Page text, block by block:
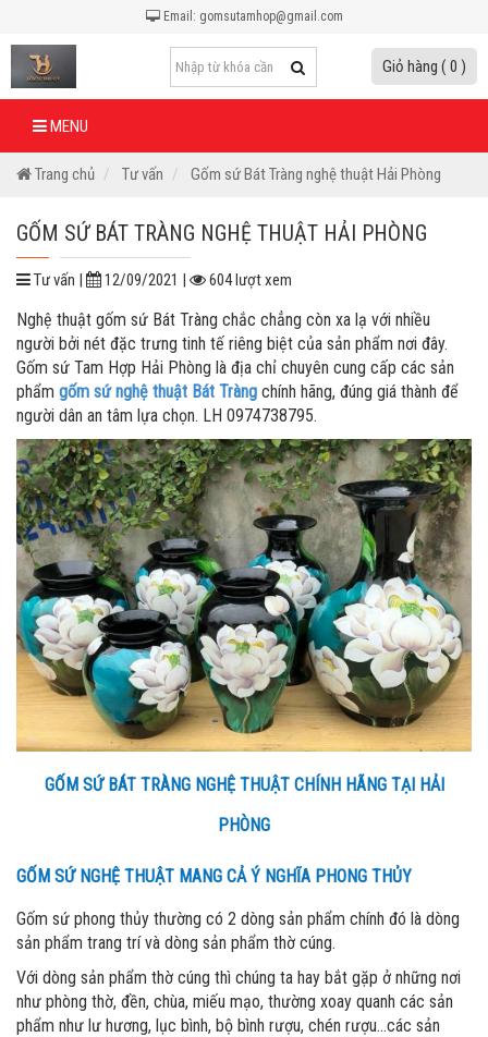
Email: gomsutamhop@gmail.com
Giỏ hàng ( 0 )
MENU
Trang chủ Tư vấn Gốm sứ Bát Tràng nghệ thuật Hải Phòng
GỐM SỨ BÁT TRÀNG NGHỆ THUẬT HẢI PHÒNG
Tư vấn | 12/09/2021 | 604 lượt xem
Nghệ thuật gốm sứ Bát Tràng chắc chẳng còn xa lạ với nhiều
người bởi nét đặc trưng tinh tế riêng biệt của sản phẩm nơi đây.
Gốm sứ Tam Hợp Hải Phòng là địa chỉ chuyên cung cấp các sản
phẩm gốm sứ nghệ thuật Bát Tràng chính hãng, đúng giá thành để
người dân an tâm lựa chọn. LH 0974738795.
GỐM SỨ BÁT TRÀNG NGHỆ THUẬT CHÍNH HÃNG TẠI HẢI
PHÒNG
GỐM SỨ NGHỆ THUẬT MANG CẢ Ý NGHĨA PHONG THỦY
Gốm sứ phong thủy thường có 2 dòng sản phẩm chính đó là dòng
sản phẩm trang trí và dòng sản phẩm thờ cúng.
Với dòng sản phẩm thờ cúng thì chúng ta hay bắt gặp ở những nơi
như phòng thờ, đền, chùa, miếu mạo, thường xoay quanh các sản
phẩm như lư hương, lục bình, bộ bình rượu, chén rượu...các sản